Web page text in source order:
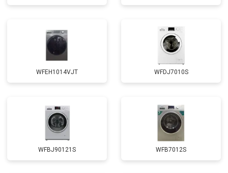
Замена подшипников от 2800 ₽ Заказать
Замена мотора от 3800 ₽ Заказать
от 2200 ₽ Заказать
Замена ТЭН от 2300 ₽ Заказать
Замена блока управления от 3600 ₽ Заказать
WFEH1014VJT WFDJ7010S
WFBJ90121S WFB7012S